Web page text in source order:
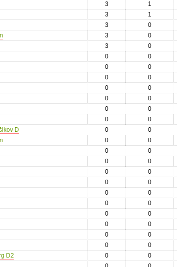
3 1
3 1
3 0
3 0
3 0
0 0
0 0
0 0
0 0
0 0
0 0
0 0
D 0 0
0 0
0 0
0 0
0 0
0 0
0 0
0 0
0 0
0 0
0 0
0 0
D2 0 0